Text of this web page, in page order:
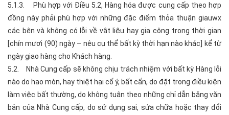
5.1.3. Phù hợp với Điều 5.2, Hàng hóa được cung cấp theo hợp
đồng này phải phù hợp với những đặc điểm thỏa thuận giauwx
các bên và không có lỗi về vật liệu hay gia công trong thời gian
[chín mươi (90) ngày – nêu cụ thể bất kỳ thời hạn nào khác] kể từ
ngày giao hàng cho Khách hàng.
5.2. Nhà Cung cấp sẽ không chịu trách nhiệm với bất kỳ Hàng lỗi
nào do hao mòn, hay thiệt hại cố ý, bất cẩn, do đặt trong điều kiện
làm việc bất thường, do không tuân theo những chỉ dẫn bằng văn
bản của Nhà Cung cấp, do sử dụng sai, sửa chữa hoặc thay đổi